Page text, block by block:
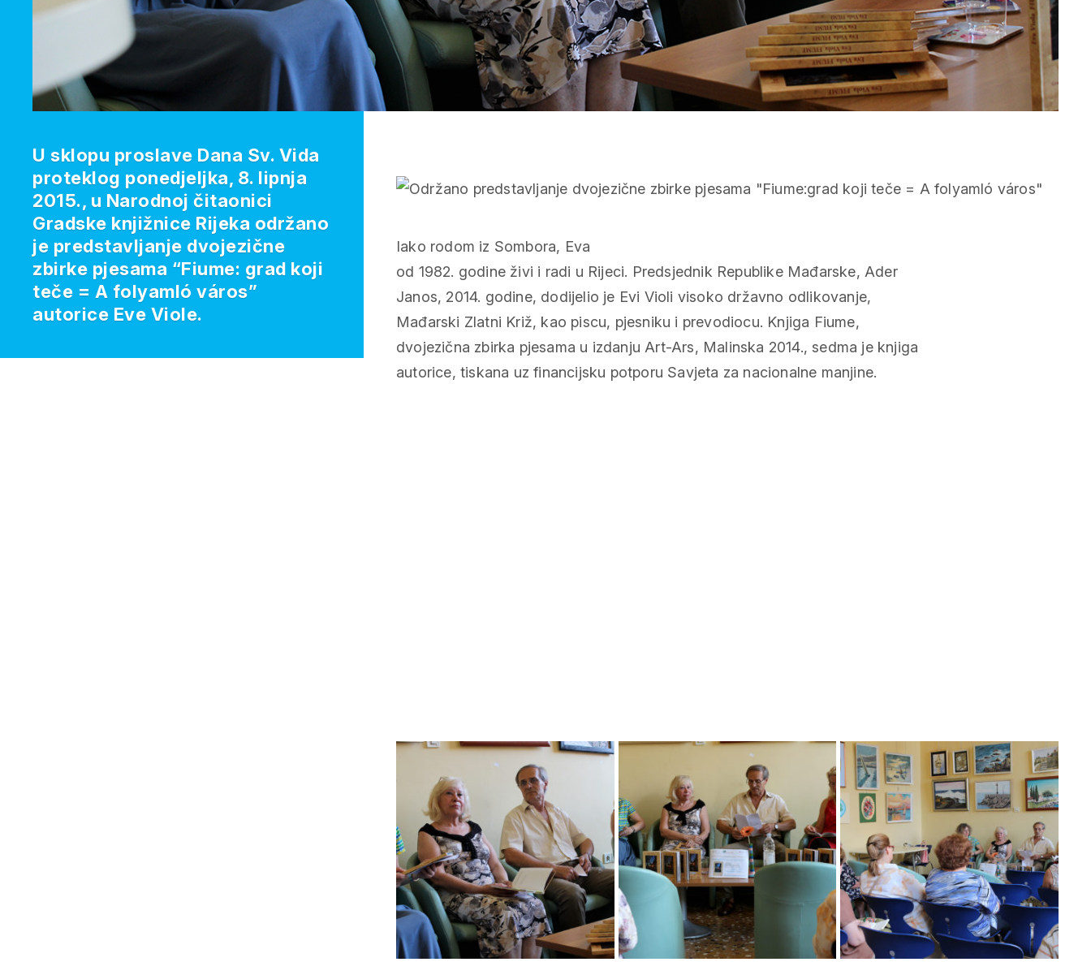
Iako rodom iz Sombora, Eva
od 1982. godine živi i radi u Rijeci. Predsjednik Republike Mađarske, Ader
Janos, 2014. godine, dodijelio je Evi Violi visoko državno odlikovanje,
Mađarski Zlatni Križ, kao piscu, pjesniku i prevodiocu. Knjiga Fiume,
dvojezična zbirka pjesama u izdanju Art-Ars, Malinska 2014., sedma je knjiga
autorice, tiskana uz financijsku potporu Savjeta za nacionalne manjine.
U sklopu proslave Dana Sv. Vida
proteklog ponedjeljka, 8. lipnja
2015., u Narodnoj čitaonici
Gradske knjižnice Rijeka održano
je predstavljanje dvojezične
zbirke pjesama “Fiume: grad koji
teče = A folyamló város”
autorice Eve Viole.